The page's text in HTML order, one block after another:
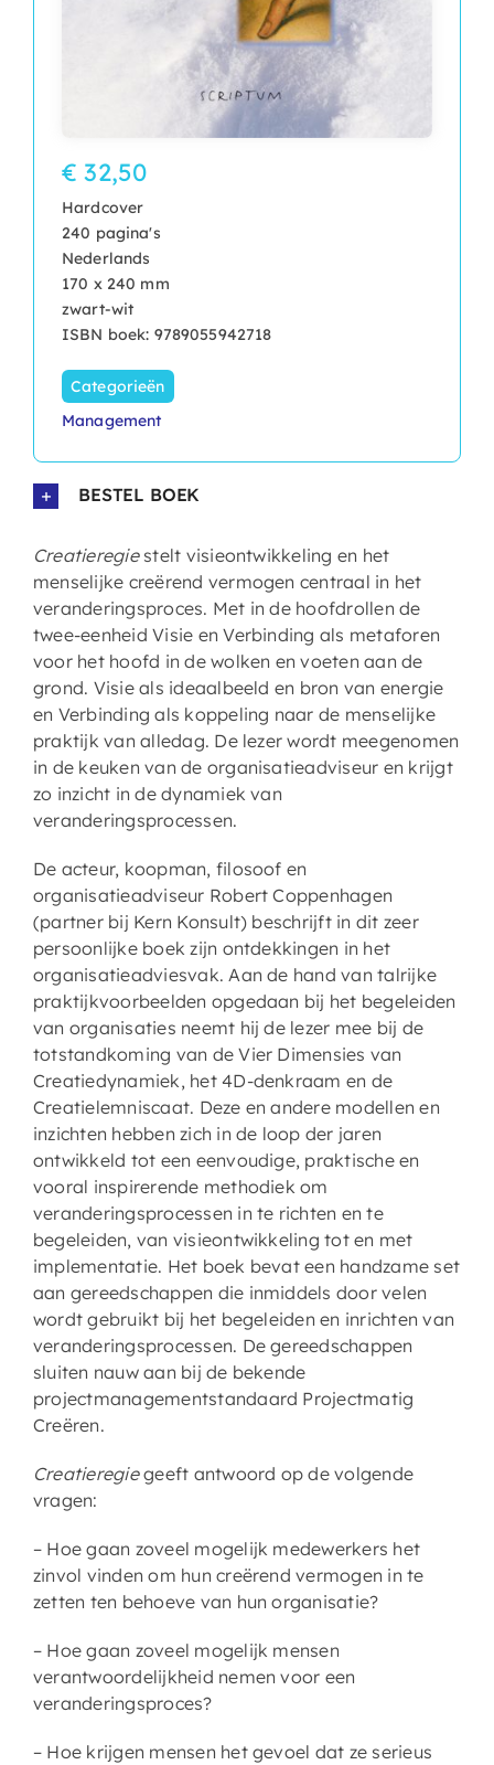
€ 32,50
Hardcover
240 pagina's
Nederlands
170 x 240 mm
zwart-wit
ISBN boek: 9789055942718
Categorieën
Management
BESTEL BOEK
Creatieregiestelt visieontwikkeling en het
menselijke creërend vermogen centraal in het
veranderingsproces. Met in de hoofdrollen de
twee-eenheid Visie en Verbinding als metaforen
voor het hoofd in de wolken en voeten aan de
grond. Visie als ideaalbeeld en bron van energie
en Verbinding als koppeling naar de menselijke
praktijk van alledag. De lezer wordt meegenomen
in de keuken van de organisatieadviseur en krijgt
zo inzicht in de dynamiek van
veranderingsprocessen.
De acteur, koopman, filosoof en
organisatieadviseur Robert Coppenhagen
(partner bij Kern Konsult) beschrijft in dit zeer
persoonlijke boek zijn ontdekkingen in het
organisatieadviesvak. Aan de hand van talrijke
praktijkvoorbeelden opgedaan bij het begeleiden
van organisaties neemt hij de lezer mee bij de
totstandkoming van de Vier Dimensies van
Creatiedynamiek, het 4D-denkraam en de
Creatielemniscaat. Deze en andere modellen en
inzichten hebben zich in de loop der jaren
ontwikkeld tot een eenvoudige, praktische en
vooral inspirerende methodiek om
veranderingsprocessen in te richten en te
begeleiden, van visieontwikkeling tot en met
implementatie. Het boek bevat een handzame set
aan gereedschappen die inmiddels door velen
wordt gebruikt bij het begeleiden en inrichten van
veranderingsprocessen. De gereedschappen
sluiten nauw aan bij de bekende
projectmanagementstandaard Projectmatig
Creëren.
Creatieregiegeeft antwoord op de volgende
vragen:
– Hoe gaan zoveel mogelijk medewerkers het
zinvol vinden om hun creërend vermogen in te
zetten ten behoeve van hun organisatie?
– Hoe gaan zoveel mogelijk mensen
verantwoordelijkheid nemen voor een
veranderingsproces?
– Hoe krijgen mensen het gevoel dat ze serieus